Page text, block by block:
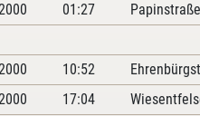
01:27 Papinstraße
10:52
17:04